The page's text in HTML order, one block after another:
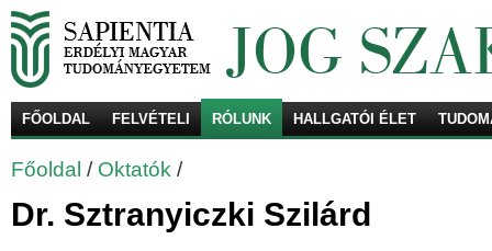
FŐOLDAL FELVÉTELI RÓLUNK HALLGATÓI ÉLET
Főoldal / Oktatók /
Dr. Sztranyiczki Szilárd